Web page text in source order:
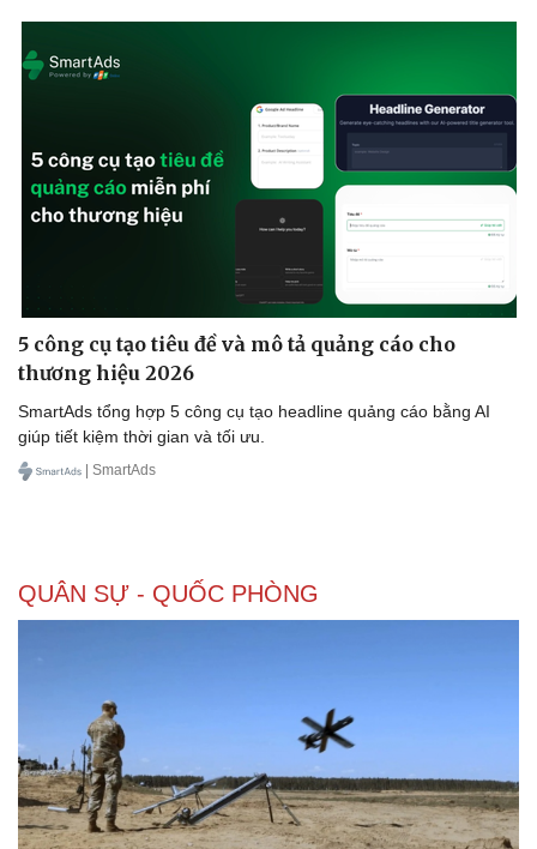
Doanh nghiệp 24h
Doanh nhân
Vì cộng đồng
Công nghệ
Sành điệu
Tin Công nghệ
Trải nghiệm
Chuyển đổi số
5 công cụ tạo tiêu đề và mô tả quảng cáo cho
thương hiệu 2026
SmartAds tổng hợp 5 công cụ tạo headline quảng cáo bằng AI
giúp tiết kiệm thời gian và tối ưu.
| SmartAds
QUÂN SỰ - QUỐC PHÒNG